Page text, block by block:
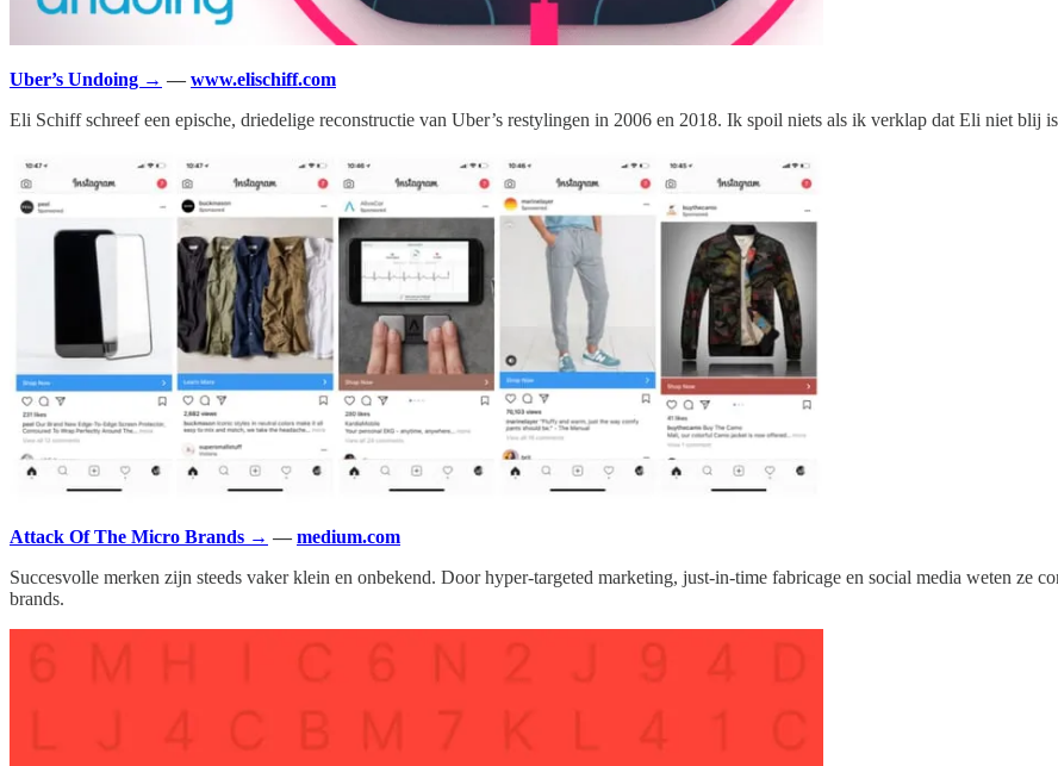
Uber’s Undoing → — www.elischiff.com
Eli Schiff schreef een epische, driedelige reconstructie van Uber’s restylingen in 2006 en 2018. Ik spoil niets als ik verklap dat Eli niet blij
Attack Of The Micro Brands → — medium.com
Succesvolle merken zijn steeds vaker klein en onbekend. Door hyper-targeted marketing, just-in-time fabricage en social media weten ze
brands.